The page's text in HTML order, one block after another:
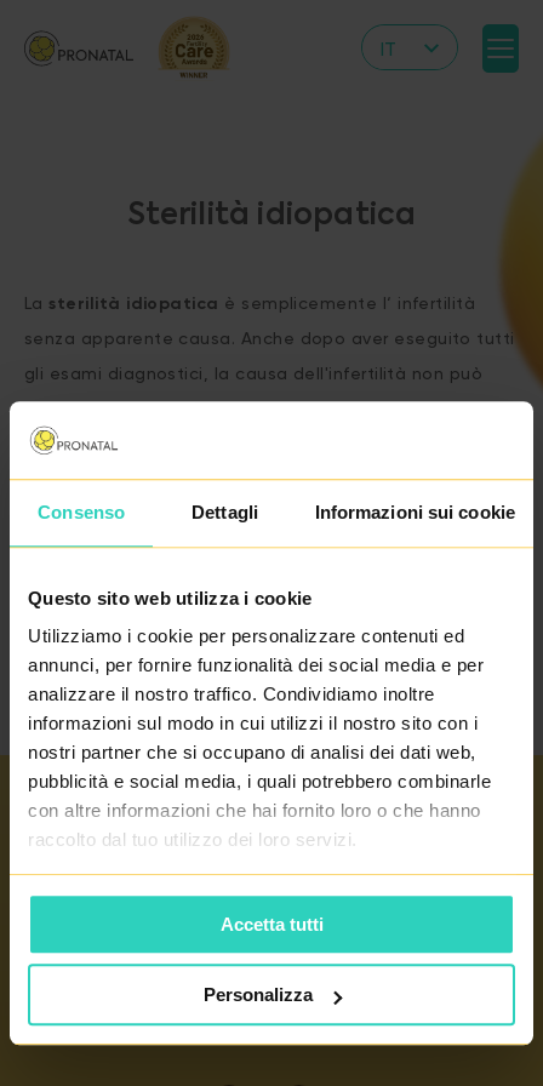
Consenso Dettagli Informazioni sui cookie
Questo sito web utilizza i cookie
Utilizziamo i cookie per personalizzare contenuti ed
annunci, per fornire funzionalità dei social media e per
analizzare il nostro traffico. Condividiamo inoltre
informazioni sul modo in cui utilizzi il nostro sito con i
nostri partner che si occupano di analisi dei dati web,
pubblicità e social media, i quali potrebbero combinarle
con altre informazioni che hai fornito loro o che hanno
raccolto dal tuo utilizzo dei loro servizi.
Accetta tutti
Personalizza
IT
RS
PL
UA
Sterilità idiopatica
La sterilità idiopatica è semplicemente l‘ infertilità
senza apparente causa. Anche dopo aver eseguito tutti
gli esami diagnostici, la causa dell'infertilità non può
essere rilevata nel 5-10 % delle persone.
RITORNA AL
GLOSSARIO
Link importanti
FECONDAZIONE ASSISTITA
INSEMINAZIONE ARTIFICIALE
GLOSSARIO DI TERMINI
PRAGA 4 - PRONATAL SANATORIUM
KOLÍN - PRONATAL KOLÍN
CONTATTO